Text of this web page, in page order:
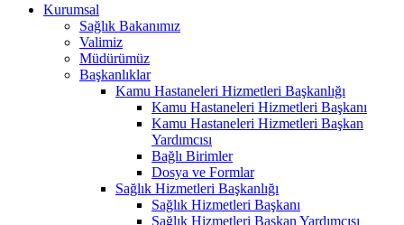
Kurumsal
Sağlık Bakanımız
Valimiz
Müdürümüz
Başkanlıklar
Kamu Hastaneleri Hizmetleri Başkanlığı
Kamu Hastaneleri Hizmetleri Başkanı
Kamu Hastaneleri Hizmetleri Başkan
Yardımcısı
Bağlı Birimler
Dosya ve Formlar
Sağlık Hizmetleri Başkanlığı
Sağlık Hizmetleri Başkanı
Sağlık Hizmetleri Başkan Yardımcısı